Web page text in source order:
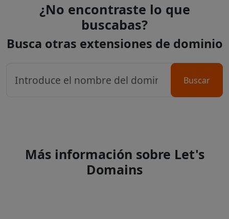
¿No encontraste lo que
buscabas?
Busca otras extensiones de dominio
Buscar